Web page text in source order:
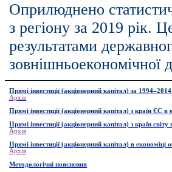
Оприлюднено
з регіону за 2019 рік.
результатами
зовнішньоекономічної
Прямі інвестиції (акціонерний капітал) за
Архів
Прямі інвестиції (акціонерний капітал) з країн ЄС
Прямі інвестиції (акціонерний капітал) з країн
Архів
Прямі інвестиції (акціонерний капітал) в
Архів
Методологічні пояснення